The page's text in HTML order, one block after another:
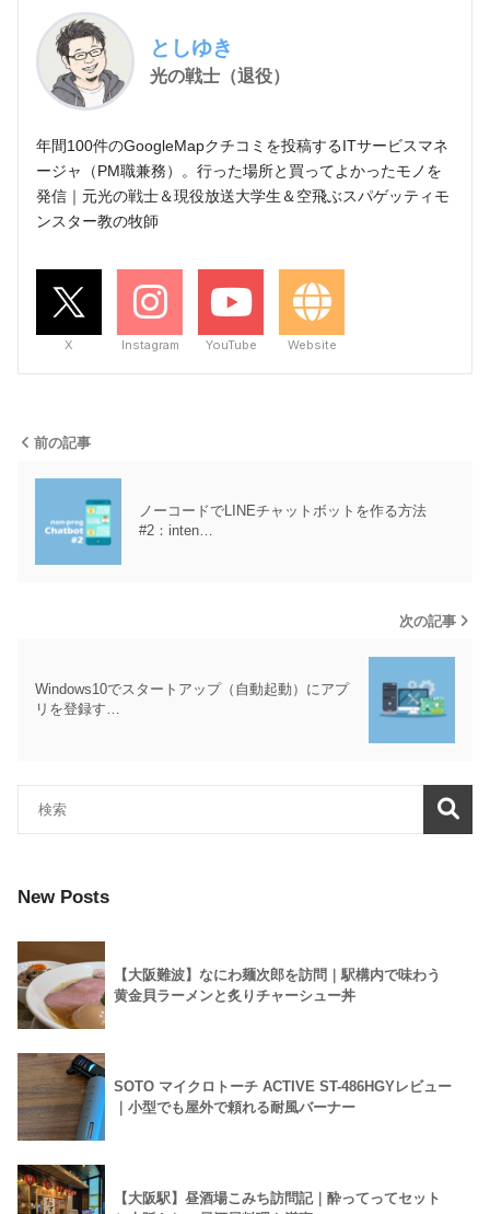
としゆき
光の戦士（退役）
年間100件のGoogleMapクチコミを投稿するITサービスマネ
ージャ（PM職兼務）。行った場所と買ってよかったモノを
発信｜元光の戦士＆現役放送大学生＆空飛ぶスパゲッティモ
ンスター教の牧師
X Instagram YouTube Website
前の記事
ノーコードでLINEチャットボットを作る方法
#2：inten…
次の記事
Windows10でスタートアップ（自動起動）にアプ
リを登録す…
New Posts
【大阪難波】なにわ麺次郎を訪問｜駅構内で味わう
黄金貝ラーメンと炙りチャーシュー丼
SOTO マイクロトーチ ACTIVE ST-486HGYレビュー
｜小型でも屋外で頼れる耐風バーナー
【大阪駅】昼酒場こみち訪問記｜酔ってってセット